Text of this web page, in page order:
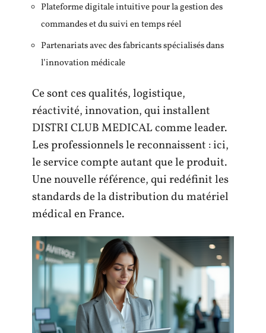
Plateforme digitale intuitive pour la gestion des
commandes et du suivi en temps réel
Partenariats avec des fabricants spécialisés dans
l’innovation médicale
Ce sont ces qualités, logistique,
réactivité, innovation, qui installent
DISTRI CLUB MEDICAL comme leader.
Les professionnels le reconnaissent : ici,
le service compte autant que le produit.
Une nouvelle référence, qui redéfinit les
standards de la distribution du matériel
médical en France.